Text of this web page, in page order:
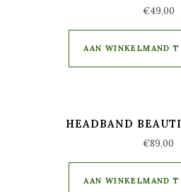
€49,00
AAN WINKELMAND
HEADBAND
€89,00
AAN WINKELMAND